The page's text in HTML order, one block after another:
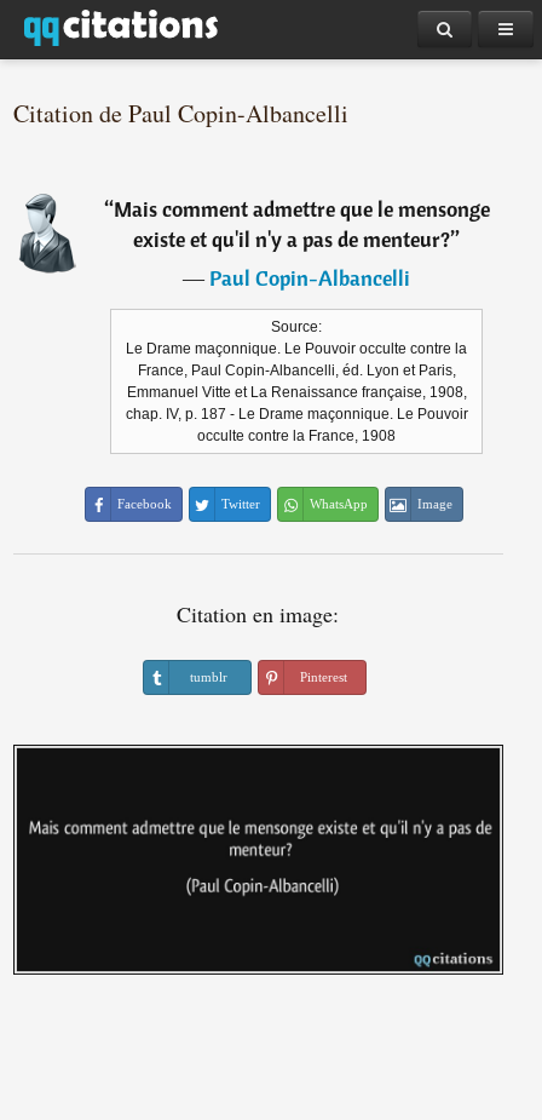
Citation de Paul Copin-Albancelli
“Mais comment admettre que le mensonge
existe et qu'il n'y a pas de menteur?”
―Paul Copin-Albancelli
Source:
Le Drame maçonnique. Le Pouvoir occulte contre la
France, Paul Copin-Albancelli, éd. Lyon et Paris,
Emmanuel Vitte et La Renaissance française, 1908,
chap. IV, p. 187 - Le Drame maçonnique. Le Pouvoir
occulte contre la France, 1908
Facebook Twitter WhatsApp Image
Citation en image:
tumblr Pinterest